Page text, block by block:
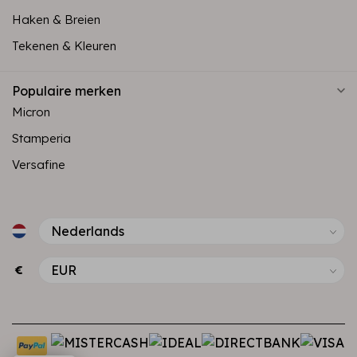
Haken & Breien
Tekenen & Kleuren
Populaire merken
Micron
Stamperia
Versafine
€